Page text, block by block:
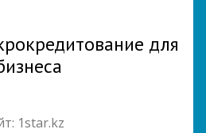
для
1star.kz